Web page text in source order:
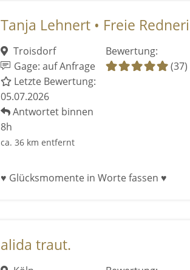
Tanja Lehnert • Freie
Troisdorf
Gage: auf Anfrage
Letzte Bewertung:
05.07.2026
Antwortet binnen
8h
ca. 36 km entfernt
Bewertung:
(37)
♥ Glücksmomente in Worte fassen ♥
alida traut.